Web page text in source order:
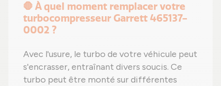
🛑 À quel moment remplacer votre
turbocompresseur Garrett 465137-
0002 ?
Avec l'usure, le turbo de votre véhicule peut
s'encrasser, entraînant divers soucis. Ce
turbo peut être monté sur différentes